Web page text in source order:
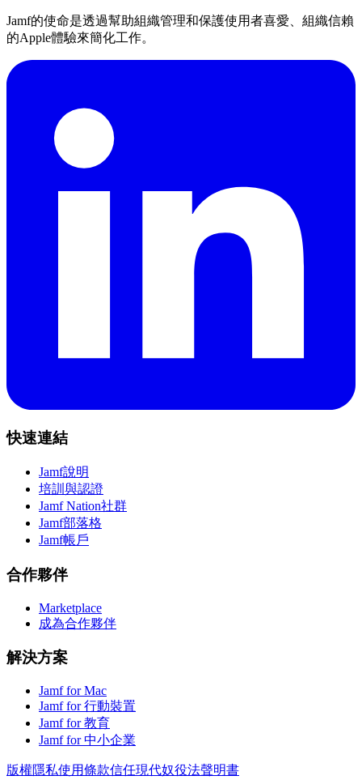
Jamf的使命是透過幫助組織管理和保護使用者喜愛、組織信賴
的Apple體驗來簡化工作。
快速連結
Jamf說明
培訓與認證
Jamf Nation社群
Jamf部落格
Jamf帳戶
合作夥伴
Marketplace
成為合作夥伴
解決方案
Jamf for Mac
Jamf for 行動裝置
Jamf for 教育
Jamf for 中小企業
版權隱私使用條款信任現代奴役法聲明書